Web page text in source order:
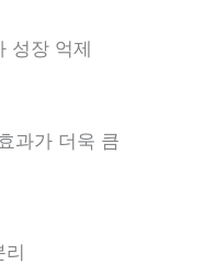
성장 억제
과가 더욱 큼
리